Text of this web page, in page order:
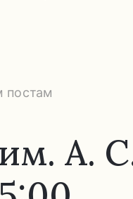
постам
А.